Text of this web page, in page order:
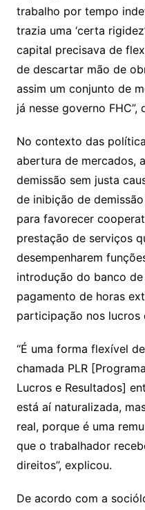
trabalho por tempo
trazia uma ‘certa
capital precisava de
de descartar mão de
assim um conjunto de
já nesse governo FHC”,
No contexto das
abertura de mercados,
demissão sem justa
de inibição de
para favorecer
prestação de serviços
desempenharem
introdução do banco
pagamento de horas
participação nos lucros
“É uma forma flexível
chamada PLR
Lucros e Resultados]
está aí naturalizada,
real, porque é uma
que o trabalhador
direitos”, explicou.
De acordo com a